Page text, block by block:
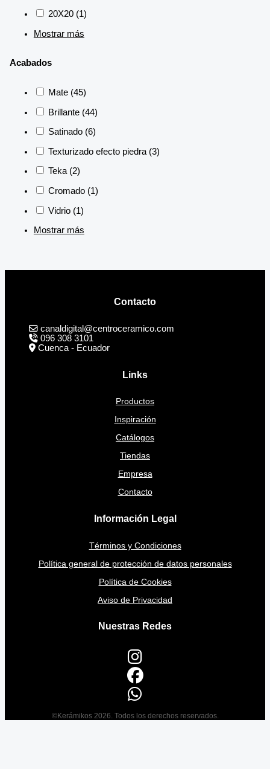
20X20 (1)
Mostrar más
Acabados
Mate (45)
Brillante (44)
Satinado (6)
Texturizado efecto piedra (3)
Teka (2)
Cromado (1)
Vidrio (1)
Mostrar más
Contacto
canaldigital@centroceramico.com
096 308 3101
Cuenca - Ecuador
Links
Productos
Inspiración
Catálogos
Tiendas
Empresa
Contacto
Información Legal
Términos y Condiciones
Política general de protección de datos personales
Política de Cookies
Aviso de Privacidad
Nuestras Redes
©Kerámikos 2026. Todos los derechos reservados.